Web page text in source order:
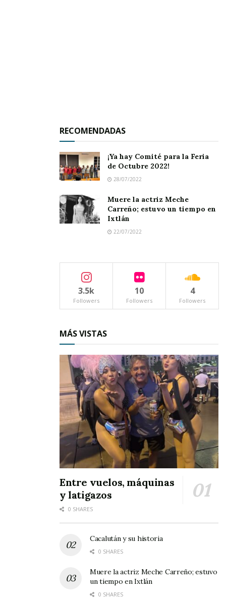
La falta de documentos o cualquier objeto que
pudiera ayudar a identificarlo ha dificultado el
trabajo de las autoridades.
hasta el momento, nadie ha reclamado conocer
Este incidente ha dejado muchas preguntas sin
respuesta. ¿Quién era este hombre? ¿Qué
circunstancias lo llevaron a ser arrastrado por
La comunidad de Ahuacatlán permanece en vilo,
esperando que pronto se esclarezca el caso y
que, eventualmente, la familia del fallecido
pueda encontrar paz.
Las autoridades continúan investigando y
haciendo un llamado a cualquier persona que
pueda tener información relevante sobre la
identidad del hombre o las circunstancias de su
RECOMENDADAS
¡Ya hay Comité para la Feria
de Octubre 2022!
28/07/2022
Muere la actriz Meche
Carreño; estuvo un tiempo en
Ixtlán
22/07/2022
3.5k
Followers
10
Followers
4
Followers
MÁS VISTAS
Entre vuelos, máquinas
y latigazos
0 SHARES
Cacalután y su historia
0 SHARES
Muere la actriz Meche Carreño; estuvo
un tiempo en Ixtlán
0 SHARES